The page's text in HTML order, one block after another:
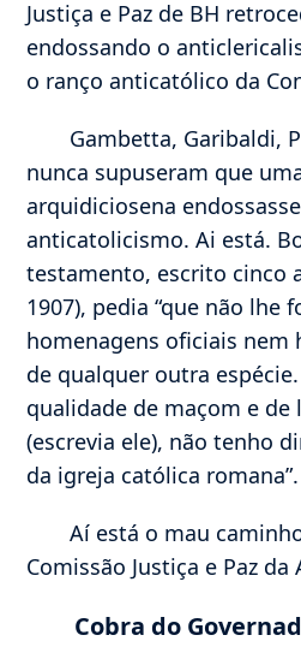
Justiça e Paz de BH
endossando o
o ranço anticatólico da
Gambetta, Garibaldi,
nunca supuseram que
arquidiciosena
anticatolicismo. Ai está.
testamento, escrito cinco
1907), pedia “que não lhe
homenagens oficiais nem
de qualquer outra
qualidade de maçom e de
(escrevia ele), não tenho
da igreja católica romana”.
Aí está o mau
Comissão Justiça e Paz
Cobra do